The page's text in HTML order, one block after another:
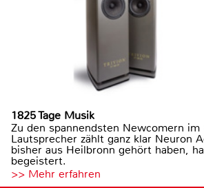
1825 Tage Musik
Zu den spannendsten Newcomern im
Lautsprecher zählt ganz klar Neuron
bisher aus Heilbronn gehört haben,
begeistert.
>> Mehr erfahren